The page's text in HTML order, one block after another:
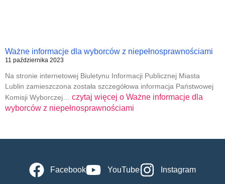
Ważne informacje dla wyborców z niepełnosprawnościami
11 października 2023
Na stronie internetowej Biuletynu Informacji Publicznej Miasta
Lublin zamieszczona została szczegółowa informacja Państwowej
Komisji Wyborczej… czytaj więcej o Ważne informacje dla
wyborców z niepełnosprawnościami
Facebook YouTube Instagram